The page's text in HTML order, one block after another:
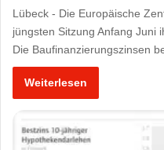
Lübeck - Die Europäische
jüngsten Sitzung Anfang Juni
Die Baufinanzierungszinsen
Weiterlesen